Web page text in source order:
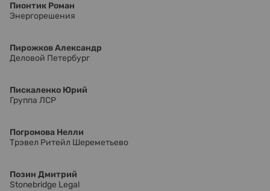
Пионтик Роман
Энергорешения
Пирожков Александр
Деловой Петербург
Пискаленко Юрий
Группа ЛСР
Погромова Нелли
Трэвел Ритейл Шереметьево
Позин Дмитрий
Stonebridge Legal